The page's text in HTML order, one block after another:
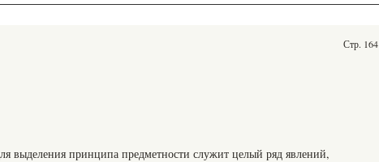
Стр. 164
выделения принципа предметности служит целый ряд явлений,